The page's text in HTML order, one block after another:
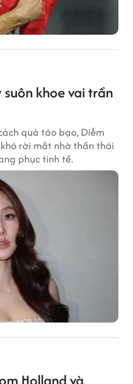
khoe vai trần
quá táo bạo, Diễm
rời mắt nhờ thần thái
phục tinh tế.
Holland và